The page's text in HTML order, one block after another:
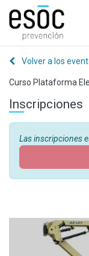
Volver a los
Curso Plataforma
Inscripciones
Las inscripciones